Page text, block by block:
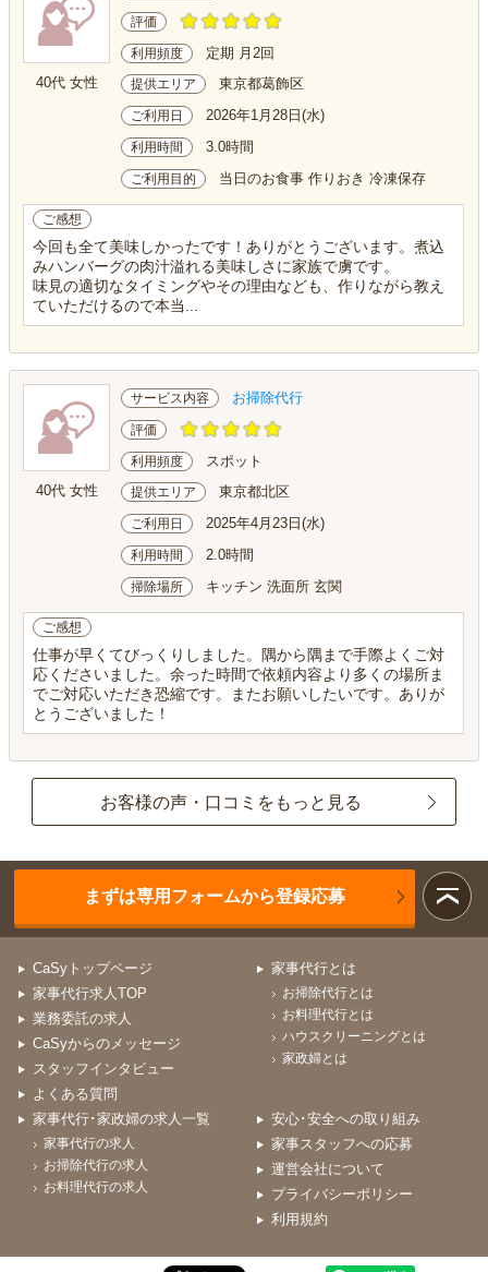
40代 女性
評価
利用頻度 定期 月2回
提供エリア 東京都葛飾区
ご利用日 2026年1月28日(水)
利用時間 3.0時間
ご利用目的 当日のお食事 作りおき 冷凍保存
ご感想
今回も全て美味しかったです！ありがとうございます。煮込
みハンバーグの肉汁溢れる美味しさに家族で虜です。
味見の適切なタイミングやその理由なども、作りながら教え
ていただけるので本当...
40代 女性
サービス内容 お掃除代行
評価
利用頻度 スポット
提供エリア 東京都北区
ご利用日 2025年4月23日(水)
利用時間 2.0時間
掃除場所 キッチン 洗面所 玄関
ご感想
仕事が早くてびっくりしました。隅から隅まで手際よくご対
応くださいました。余った時間で依頼内容より多くの場所ま
でご対応いただき恐縮です。またお願いしたいです。ありが
とうございました！
お客様の声・口コミをもっと見る
まずは専用フォームから登録応募
CaSyトップページ
家事代行求人TOP
業務委託の求人
CaSyからのメッセージ
スタッフインタビュー
よくある質問
家事代行とは
お掃除代行とは
お料理代行とは
ハウスクリーニングとは
家政婦とは
家事代行･家政婦の求人一覧
家事代行の求人
お掃除代行の求人
お料理代行の求人
安心･安全への取り組み
家事スタッフへの応募
運営会社について
プライバシーポリシー
利用規約